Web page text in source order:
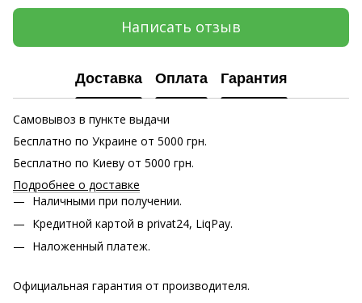
Написать отзыв
Доставка Оплата Гарантия
Самовывоз в пункте выдачи
Бесплатно по Украине от 5000 грн.
Бесплатно по Киеву от 5000 грн.
Подробнее о доставке
Наличными при получении.
Кредитной картой в privat24, LiqPay.
Наложенный платеж.
Официальная гарантия от производителя.